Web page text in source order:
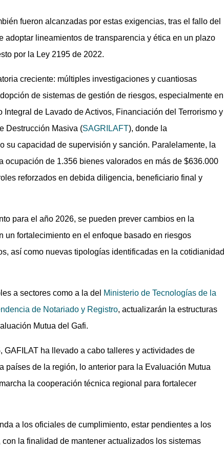
fueron alcanzadas por estas exigencias, tras el fallo del
lineamientos de transparencia y ética en un plazo
por la Ley 2195 de 2022.
creciente: múltiples investigaciones y cuantiosas
de sistemas de gestión de riesgos, especialmente en
de Lavado de Activos, Financiación del Terrorismo y
Destrucción Masiva (SAGRILAFT), donde la
su capacidad de supervisión y sanción. Paralelamente, la
ocupación de 1.356 bienes valorados en más de $636.000
reforzados en debida diligencia, beneficiario final y
para el año 2026, se pueden prever cambios en la
un fortalecimiento en el enfoque basado en riesgos
así como nuevas tipologías identificadas en la cotidianidad
a sectores como a la del Ministerio de Tecnologías de la
de Notariado y Registro, actualizarán la estructuras
Mutua del Gafi.
ha llevado a cabo talleres y actividades de
países de la región, lo anterior para la Evaluación Mutua
la cooperación técnica regional para fortalecer
a los oficiales de cumplimiento, estar pendientes a los
la finalidad de mantener actualizados los sistemas